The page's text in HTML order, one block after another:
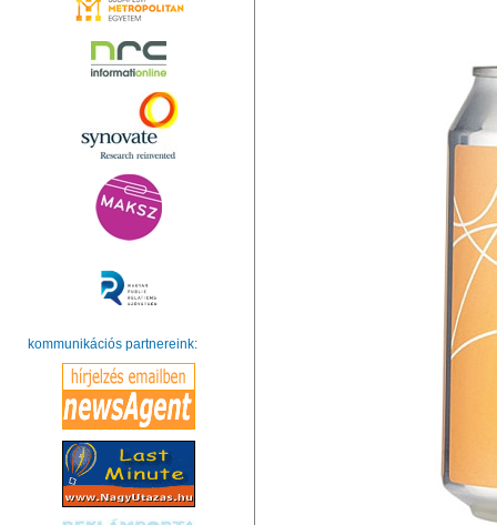
kommunikációs partnereink: